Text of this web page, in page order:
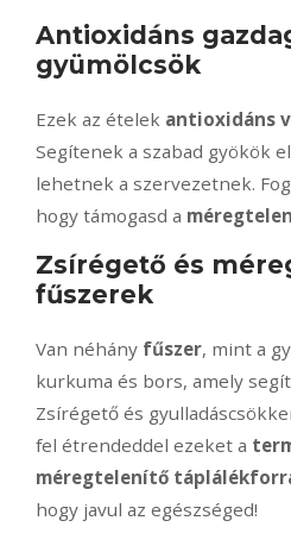
Antioxidáns
gyümölcsök
Ezek az ételek antioxidáns
Segítenek a szabad gyökök
lehetnek a szervezetnek.
hogy támogasd a
Zsírégető és
fűszerek
Van néhány fűszer, mint a
kurkuma és bors, amely
Zsírégető és
fel étrendeddel ezeket a
méregtelenítő
hogy javul az egészséged!